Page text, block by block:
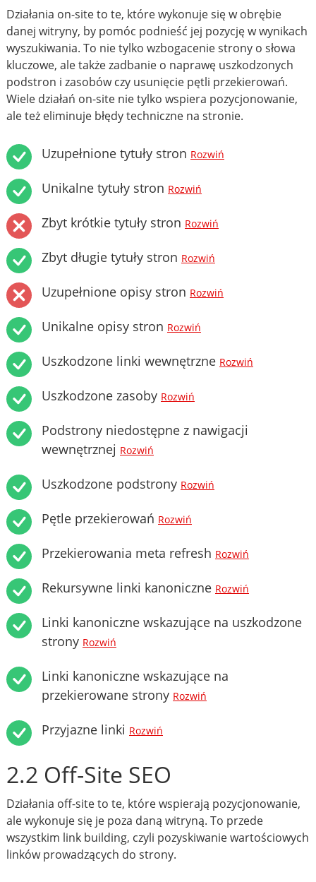
Działania on-site to te, które wykonuje się w obrębie
danej witryny, by pomóc podnieść jej pozycję w wynikach
wyszukiwania. To nie tylko wzbogacenie strony o słowa
kluczowe, ale także zadbanie o naprawę uszkodzonych
podstron i zasobów czy usunięcie pętli przekierowań.
Wiele działań on-site nie tylko wspiera pozycjonowanie,
ale też eliminuje błędy techniczne na stronie.
Uzupełnione tytuły stron Rozwiń
Unikalne tytuły stron Rozwiń
Zbyt krótkie tytuły stron Rozwiń
Zbyt długie tytuły stron Rozwiń
Uzupełnione opisy stron Rozwiń
Unikalne opisy stron Rozwiń
Uszkodzone linki wewnętrzne Rozwiń
Uszkodzone zasoby Rozwiń
Podstrony niedostępne z nawigacji
wewnętrznej Rozwiń
Uszkodzone podstrony Rozwiń
Pętle przekierowań Rozwiń
Przekierowania meta refresh Rozwiń
Rekursywne linki kanoniczne Rozwiń
Linki kanoniczne wskazujące na uszkodzone
strony Rozwiń
Linki kanoniczne wskazujące na
przekierowane strony Rozwiń
Przyjazne linki Rozwiń
2.2 Off-Site SEO
Działania off-site to te, które wspierają pozycjonowanie,
ale wykonuje się je poza daną witryną. To przede
wszystkim link building, czyli pozyskiwanie wartościowych
linków prowadzących do strony.